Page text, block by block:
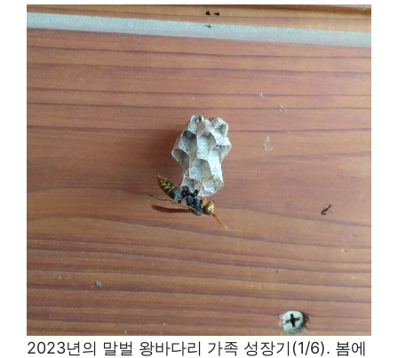
2023년의 말벌 왕바다리 가족 성장기(1/6). 봄에